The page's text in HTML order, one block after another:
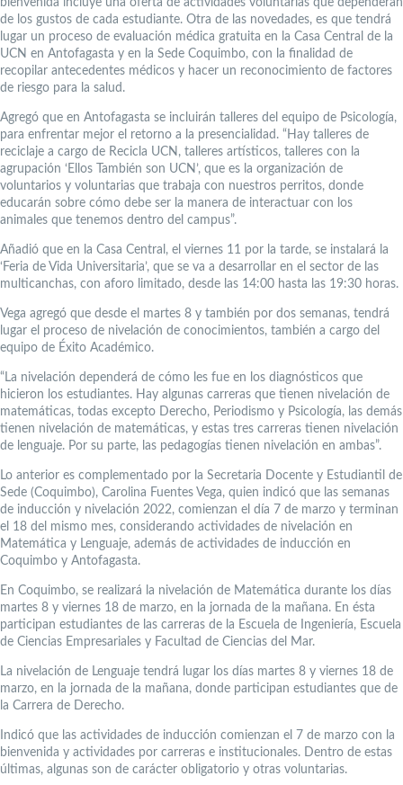
bienvenida incluye una oferta de actividades voluntarias que dependerán
de los gustos de cada estudiante. Otra de las novedades, es que tendrá
lugar un proceso de evaluación médica gratuita en la Casa Central de la
UCN en Antofagasta y en la Sede Coquimbo, con la finalidad de
recopilar antecedentes médicos y hacer un reconocimiento de factores
de riesgo para la salud.
Agregó que en Antofagasta se incluirán talleres del equipo de Psicología,
para enfrentar mejor el retorno a la presencialidad. “Hay talleres de
reciclaje a cargo de Recicla UCN, talleres artísticos, talleres con la
agrupación ‘Ellos También son UCN’, que es la organización de
voluntarios y voluntarias que trabaja con nuestros perritos, donde
educarán sobre cómo debe ser la manera de interactuar con los
animales que tenemos dentro del campus”.
Añadió que en la Casa Central, el viernes 11 por la tarde, se instalará la
‘Feria de Vida Universitaria’, que se va a desarrollar en el sector de las
multicanchas, con aforo limitado, desde las 14:00 hasta las 19:30 horas.
Vega agregó que desde el martes 8 y también por dos semanas, tendrá
lugar el proceso de nivelación de conocimientos, también a cargo del
equipo de Éxito Académico.
“La nivelación dependerá de cómo les fue en los diagnósticos que
hicieron los estudiantes. Hay algunas carreras que tienen nivelación de
matemáticas, todas excepto Derecho, Periodismo y Psicología, las demás
tienen nivelación de matemáticas, y estas tres carreras tienen nivelación
de lenguaje. Por su parte, las pedagogías tienen nivelación en ambas”.
Lo anterior es complementado por la Secretaria Docente y Estudiantil de
Sede (Coquimbo), Carolina Fuentes Vega, quien indicó que las semanas
de inducción y nivelación 2022, comienzan el día 7 de marzo y terminan
el 18 del mismo mes, considerando actividades de nivelación en
Matemática y Lenguaje, además de actividades de inducción en
Coquimbo y Antofagasta.
En Coquimbo, se realizará la nivelación de Matemática durante los días
martes 8 y viernes 18 de marzo, en la jornada de la mañana. En ésta
participan estudiantes de las carreras de la Escuela de Ingeniería, Escuela
de Ciencias Empresariales y Facultad de Ciencias del Mar.
La nivelación de Lenguaje tendrá lugar los días martes 8 y viernes 18 de
marzo, en la jornada de la mañana, donde participan estudiantes que de
la Carrera de Derecho.
Indicó que las actividades de inducción comienzan el 7 de marzo con la
bienvenida y actividades por carreras e institucionales. Dentro de estas
últimas, algunas son de carácter obligatorio y otras voluntarias.